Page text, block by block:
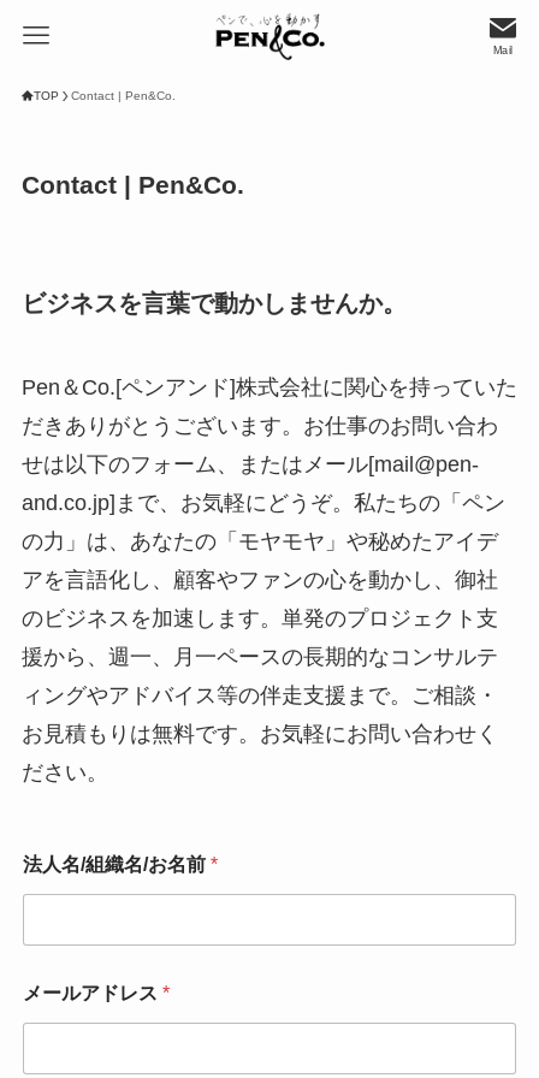
Mail
TOP Contact | Pen&Co.
Contact | Pen&Co.
ビジネスを言葉で動かしませんか。
Pen＆Co.[ペンアンド]株式会社に関心を持っていた
だきありがとうございます。お仕事のお問い合わ
せは以下のフォーム、またはメール[mail@pen-
and.co.jp]まで、お気軽にどうぞ。私たちの「ペン
の力」は、あなたの「モヤモヤ」や秘めたアイデ
アを言語化し、顧客やファンの心を動かし、御社
のビジネスを加速します。単発のプロジェクト支
援から、週一、月一ペースの長期的なコンサルテ
ィングやアドバイス等の伴走支援まで。ご相談・
お見積もりは無料です。お気軽にお問い合わせく
ださい。
法人名/組織名/お名前 *
メールアドレス *